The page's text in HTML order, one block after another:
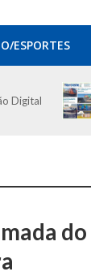
ESPORTES
Digital
do